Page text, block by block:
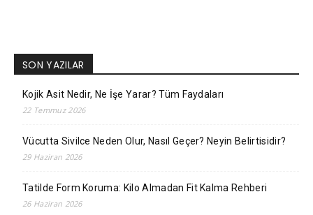
SON YAZILAR
Kojik Asit Nedir, Ne İşe Yarar? Tüm Faydaları
22 Temmuz 2026
Vücutta Sivilce Neden Olur, Nasıl Geçer? Neyin Belirtisidir?
29 Haziran 2026
Tatilde Form Koruma: Kilo Almadan Fit Kalma Rehberi
26 Haziran 2026